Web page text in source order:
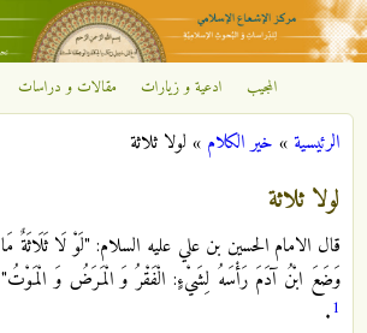
تجاوز إلى المحتوى الرئيسي
مركز
الإشعاع
الإسلامي
المجيب ادعية و زيارات مقالات و دراسات
أنت هنا
الرئيسية» خير الكلام » لولا ثلاثة
لولا ثلاثة
قال الامام الحسين بن علي عليه السلام: "لَوْ لَا ثَلَاثَةٌ مَا
وَضَعَ ابْنُ آدَمَ رَأْسَهُ لِشَيْ‏ءٍ: الْفَقْرُ وَ الْمَرَضُ وَ الْمَوْتُ‏"
1
.